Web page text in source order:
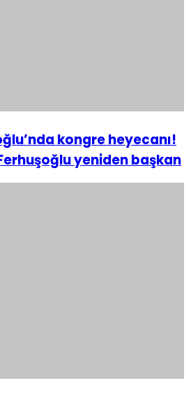
kongre heyecanı!
yeniden başkan